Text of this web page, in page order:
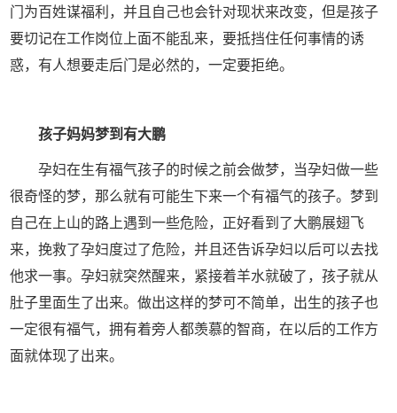
门为百姓谋福利，并且自己也会针对现状来改变，但是孩子
要切记在工作岗位上面不能乱来，要抵挡住任何事情的诱
惑，有人想要走后门是必然的，一定要拒绝。
孩子妈妈梦到有大鹏
孕妇在生有福气孩子的时候之前会做梦，当孕妇做一些
很奇怪的梦，那么就有可能生下来一个有福气的孩子。梦到
自己在上山的路上遇到一些危险，正好看到了大鹏展翅飞
来，挽救了孕妇度过了危险，并且还告诉孕妇以后可以去找
他求一事。孕妇就突然醒来，紧接着羊水就破了，孩子就从
肚子里面生了出来。做出这样的梦可不简单，出生的孩子也
一定很有福气，拥有着旁人都羡慕的智商，在以后的工作方
面就体现了出来。